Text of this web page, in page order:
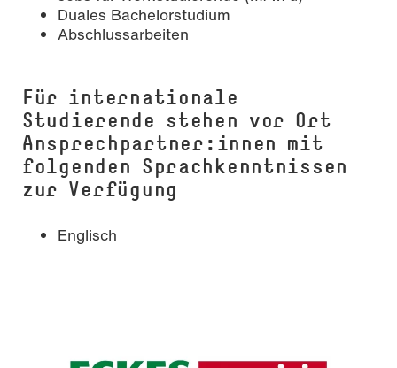
Duales Bachelorstudium
Abschlussarbeiten
Für internationale
Studierende stehen vor Ort
Ansprechpartner:innen mit
folgenden Sprachkenntnissen
zur Verfügung
Englisch